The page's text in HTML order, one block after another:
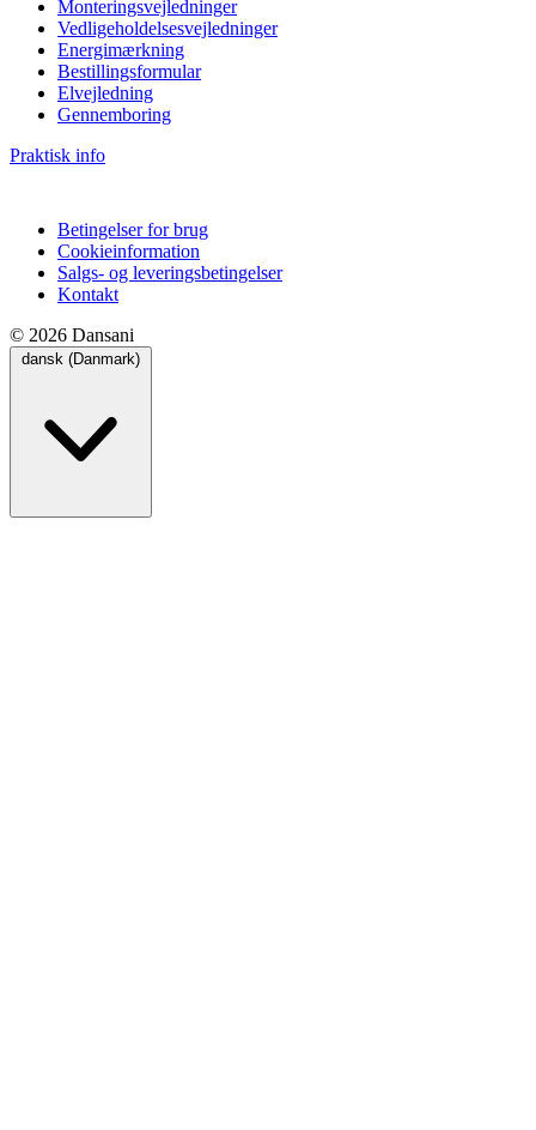
Monteringsvejledninger
Vedligeholdelsesvejledninger
Energimærkning
Bestillingsformular
Elvejledning
Gennemboring
Praktisk info
Betingelser for brug
Cookieinformation
Salgs- og leveringsbetingelser
Kontakt
© 2026 Dansani
dansk (Danmark)